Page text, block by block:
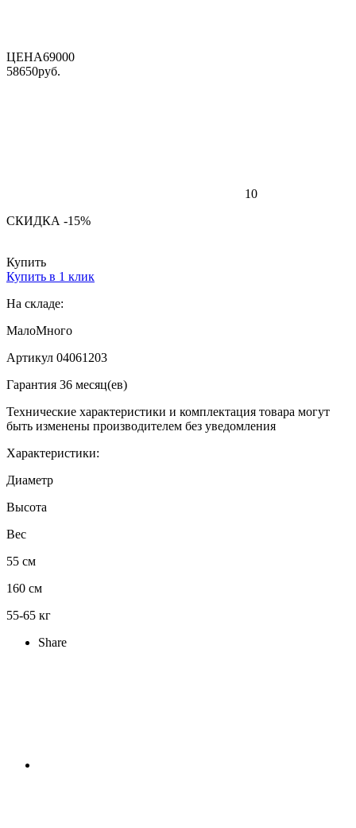
ЦЕНА69000
58650руб.
10
СКИДКА -15%
Купить
Купить в 1 клик
На складе:
МалоМного
Артикул 04061203
Гарантия 36 месяц(ев)
Технические характеристики и комплектация товара могут
быть изменены производителем без уведомления
Характеристики:
Диаметр
Высота
Вес
55 см
160 см
55-65 кг
Share